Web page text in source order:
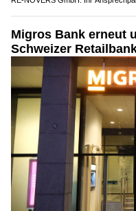
Migros Bank erneut
Schweizer